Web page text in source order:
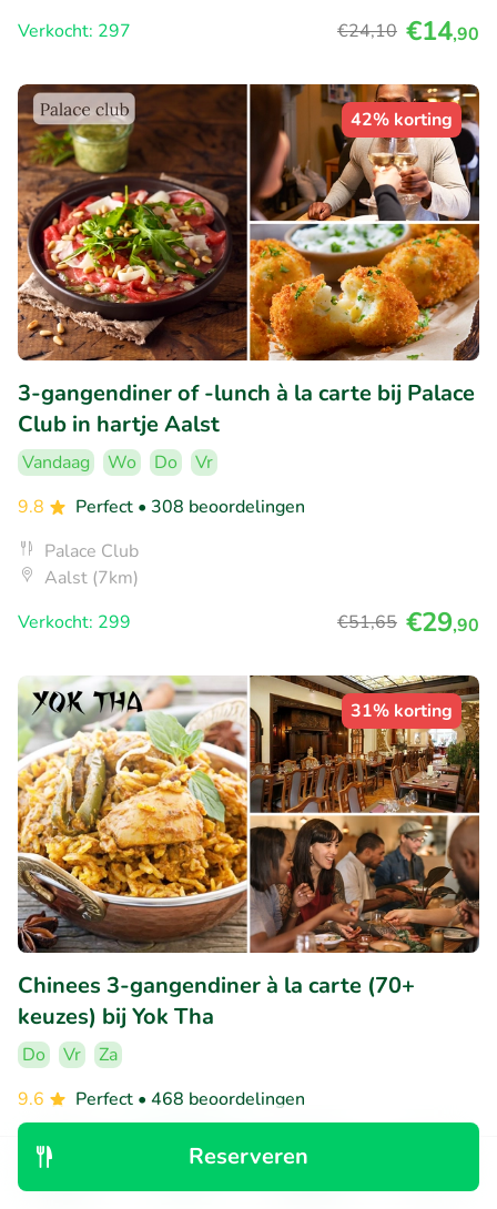
Reserveren
Verkocht: 297
€24,10 €14,90
42% korting
3-gangendiner of -lunch à la carte bij Palace
Club in hartje Aalst
Vandaag Wo Do
Vr
9.8
Perfect • 308 beoordelingen
Palace Club
Aalst (7km)
Verkocht: 299
€51,65 €29,90
31% korting
Chinees 3-gangendiner à la carte (70+
keuzes) bij Yok Tha
Do Vr
Za
9.6
Perfect • 468 beoordelingen
Yok Tha Aalst
Aalst (7km)